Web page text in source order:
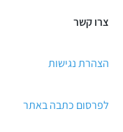
צרו קשר
הצהרת נגישות
לפרסום כתבה באתר